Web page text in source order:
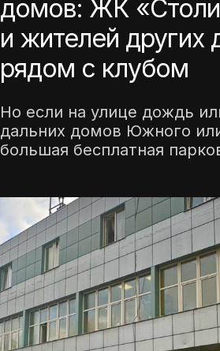
домов: ЖК
и жителей
рядом с клубом
Но если на улице дождь
дальних домов Южного
большая бесплатная